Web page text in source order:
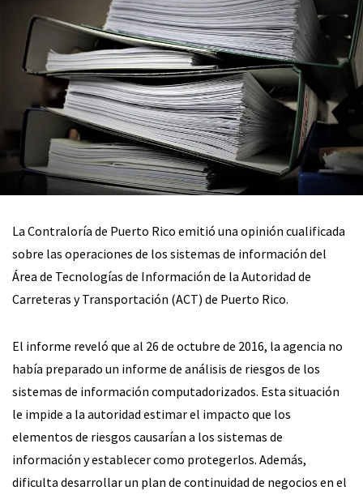
La Contraloría de Puerto Rico emitió una opinión cualificada
sobre las operaciones de los sistemas de información del
Área de Tecnologías de Información de la Autoridad de
Carreteras y Transportación (ACT) de Puerto Rico.
El informe reveló que al 26 de octubre de 2016, la agencia no
había preparado un informe de análisis de riesgos de los
sistemas de información computadorizados. Esta situación
le impide a la autoridad estimar el impacto que los
elementos de riesgos causarían a los sistemas de
información y establecer como protegerlos. Además,
dificulta desarrollar un plan de continuidad de negocios en el